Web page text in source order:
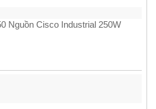
Nguồn Cisco Industrial 250W